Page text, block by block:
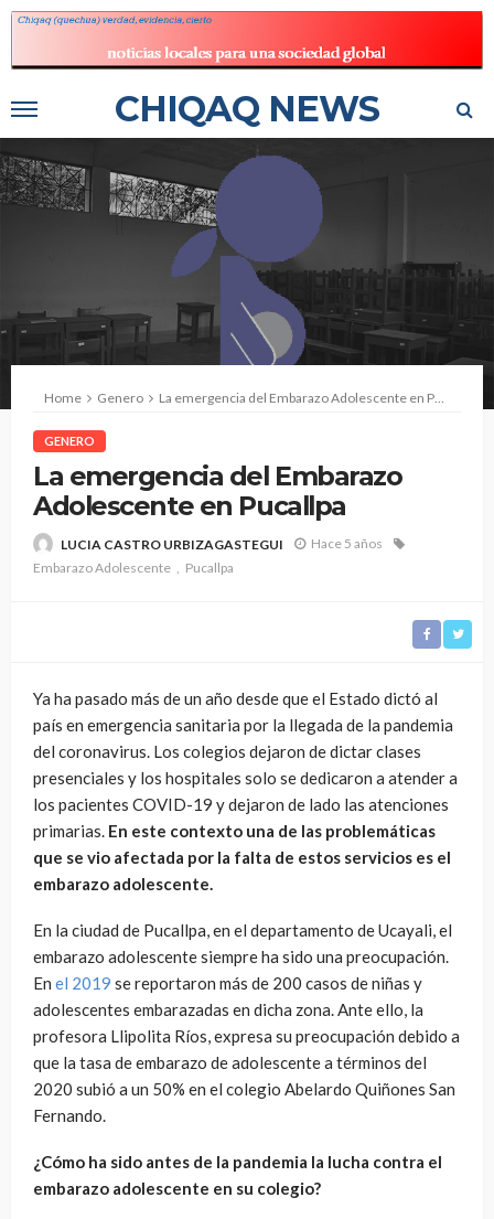
CHIQAQ NEWS
Home Genero La emergencia del Embarazo Adolescente en Pucallpa
GENERO
La emergencia del Embarazo
Adolescente en Pucallpa
LUCIA CASTRO URBIZAGASTEGUI
Hace 5 años
Embarazo Adolescente
Pucallpa
Ya ha pasado más de un año desde que el Estado dictó al
país en emergencia sanitaria por la llegada de la pandemia
del coronavirus. Los colegios dejaron de dictar clases
presenciales y los hospitales solo se dedicaron a atender a
los pacientes COVID-19 y dejaron de lado las atenciones
primarias. En este contexto una de las problemáticas
que se vio afectada por la falta de estos servicios es el
embarazo adolescente.
En la ciudad de Pucallpa, en el departamento de Ucayali, el
embarazo adolescente siempre ha sido una preocupación.
En el 2019 se reportaron más de 200 casos de niñas y
adolescentes embarazadas en dicha zona. Ante ello, la
profesora Llipolita Ríos, expresa su preocupación debido a
que la tasa de embarazo de adolescente a términos del
2020 subió a un 50% en el colegio Abelardo Quiñones San
Fernando.
¿Cómo ha sido antes de la pandemia la lucha contra el
embarazo adolescente en su colegio?